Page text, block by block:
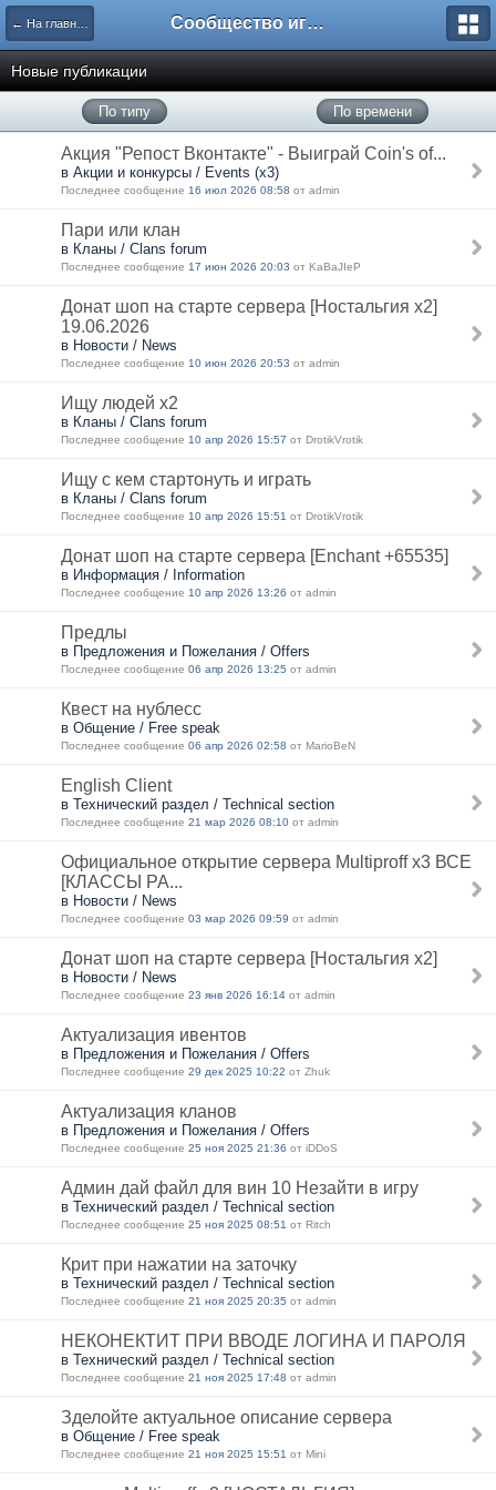
← На главную Сообщество игроков L2BesT.Org
Новые публикации
По типу По времени
Акция "Репост Вконтакте" - Выиграй Coin's of...
в Акции и конкурсы / Events (x3)
Последнее сообщение 16 июл 2026 08:58 от admin
Пари или клан
в Кланы / Clans forum
Последнее сообщение 17 июн 2026 20:03 от KaBaJIeP
Донат шоп на старте сервера [Ностальгия х2]
19.06.2026
в Новости / News
Последнее сообщение 10 июн 2026 20:53 от admin
Ищу людей х2
в Кланы / Clans forum
Последнее сообщение 10 апр 2026 15:57 от DrotikVrotik
Ищу с кем стартонуть и играть
в Кланы / Clans forum
Последнее сообщение 10 апр 2026 15:51 от DrotikVrotik
Донат шоп на старте сервера [Enchant +65535]
в Информация / Information
Последнее сообщение 10 апр 2026 13:26 от admin
Предлы
в Предложения и Пожелания / Offers
Последнее сообщение 06 апр 2026 13:25 от admin
Квест на нублесс
в Общение / Free speak
Последнее сообщение 06 апр 2026 02:58 от MarioBeN
English Client
в Технический раздел / Technical section
Последнее сообщение 21 мар 2026 08:10 от admin
Официальное открытие сервера Multiproff x3 ВСЕ
[КЛАССЫ РА...
в Новости / News
Последнее сообщение 03 мар 2026 09:59 от admin
Донат шоп на старте сервера [Ностальгия х2]
в Новости / News
Последнее сообщение 23 янв 2026 16:14 от admin
Актуализация ивентов
в Предложения и Пожелания / Offers
Последнее сообщение 29 дек 2025 10:22 от Zhuk
Актуализация кланов
в Предложения и Пожелания / Offers
Последнее сообщение 25 ноя 2025 21:36 от iDDoS
Админ дай файл для вин 10 Незайти в игру
в Технический раздел / Technical section
Последнее сообщение 25 ноя 2025 08:51 от Ritch
Крит при нажатии на заточку
в Технический раздел / Technical section
Последнее сообщение 21 ноя 2025 20:35 от admin
НЕКОНЕКТИТ ПРИ ВВОДЕ ЛОГИНА И ПАРОЛЯ
в Технический раздел / Technical section
Последнее сообщение 21 ноя 2025 17:48 от admin
Зделойте актуальное описание сервера
в Общение / Free speak
Последнее сообщение 21 ноя 2025 15:51 от Mini